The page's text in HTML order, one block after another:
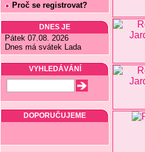
Proč se registrovat?
DNES JE
Pátek 07.08. 2026
Dnes má svátek Lada
VYHLEDÁVÁNÍ
DOPORUČUJEME